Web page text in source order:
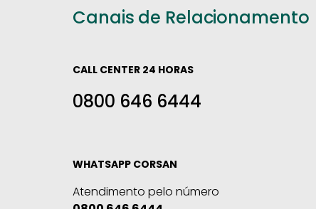
Canais de Relacionamento
CALL CENTER 24 HORAS
0800 646 6444
WHATSAPP CORSAN
Atendimento pelo número